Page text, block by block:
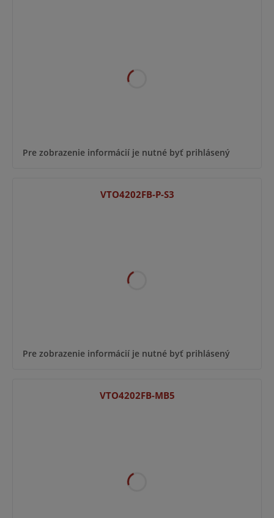
Pre zobrazenie informácií je nutné byť prihlásený
VTO4202FB-P-S3
Pre zobrazenie informácií je nutné byť prihlásený
VTO4202FB-MB5